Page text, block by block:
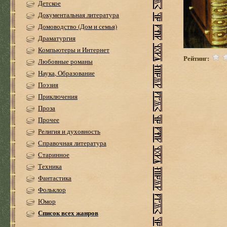
Детское
Документальная литература
Домоводство (Дом и семья)
Драматургия
Компьютеры и Интернет
Любовные романы
Наука, Образование
Поэзия
Приключения
Проза
Прочее
Религия и духовность
Справочная литература
Старинное
Техника
Фантастика
Фольклор
Юмор
Список всех жанров
Рейтинг: